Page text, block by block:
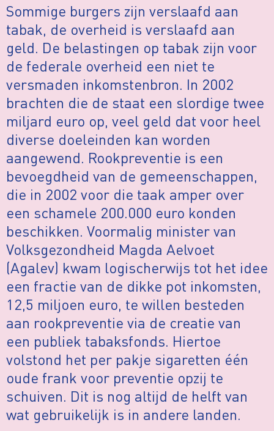
Sommige burgers zijn verslaafd aan
tabak, de overheid is verslaafd aan
geld. De belastingen op tabak zijn voor
de federale overheid een niet te
versmaden inkomstenbron. In 2002
brachten die de staat een slordige twee
miljard euro op, veel geld dat voor heel
diverse doeleinden kan worden
aangewend. Rookpreventie is een
bevoegdheid van de gemeenschappen,
die in 2002 voor die taak amper over
een schamele 200.000 euro konden
beschikken. Voormalig minister van
Volksgezondheid Magda Aelvoet
(Agalev) kwam logischerwijs tot het idee
een fractie van de dikke pot inkomsten,
12,5 miljoen euro, te willen besteden
aan rookpreventie via de creatie van
een publiek tabaksfonds. Hiertoe
volstond het per pakje sigaretten één
oude frank voor preventie opzij te
schuiven. Dit is nog altijd de helft van
wat gebruikelijk is in andere landen.